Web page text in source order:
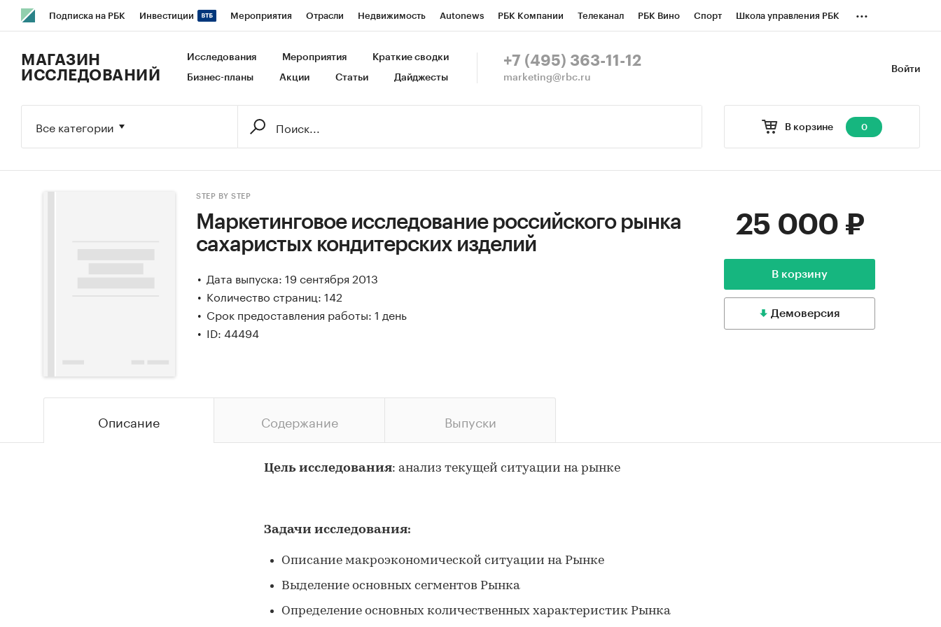
Подписка на РБК Инвестиции Мероприятия Отрасли Недвижимость Autonews РБК Компании Телеканал РБК Вино Спорт Школа управления РБК
Исследования Кредитные рейтинги Франшизы Газета Спецпроекты СПб Конференции СПб Спецпроекты
...
Войти
МАГАЗИН
ИССЛЕДОВАНИЙ
Исследования Мероприятия Краткие сводки
Бизнес-планы Акции Статьи Дайджесты
+7 (495) 363-11-12
marketing@rbc.ru
В корзине 0
Все категории
STEP BY STEP
Маркетинговое исследование российского рынка
сахаристых кондитерских изделий
Дата выпуска: 19 сентября 2013
Количество страниц: 142
Срок предоставления работы: 1 день
ID: 44494
25 000 ₽
В корзину
Демоверсия
Описание Содержание Выпуски
Цель исследования: анализ текущей ситуации на рынке
Задачи исследования:
Описание макроэкономической ситуации на Рынке
Выделение основных сегментов Рынка
Определение основных количественных характеристик Рынка